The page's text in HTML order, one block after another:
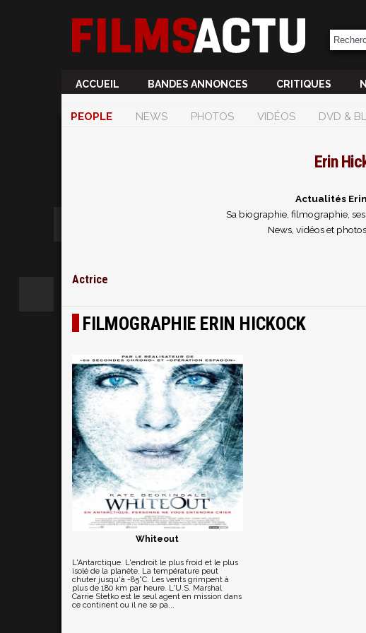
ACCUEIL BANDES ANNONCES CRITIQUES
PEOPLE NEWS PHOTOS VIDÉOS DVD &
Erin
Actualités
Sa biographie, filmographie,
News, vidéos et
Actrice
FILMOGRAPHIE ERIN HICKOCK
Whiteout
L'Antarctique. L'endroit le plus froid et le plus
isolé de la planète. La température peut
chuter jusqu'à -85°C. Les vents grimpent à
plus de 180 km par heure. L'U.S. Marshal
Carrie Stetko est le seul agent en mission dans
ce continent ou il ne se pa...